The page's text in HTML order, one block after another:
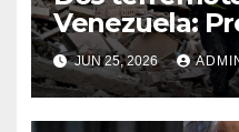
Venezuela:
declara
emergencia
JUN 25, 2026